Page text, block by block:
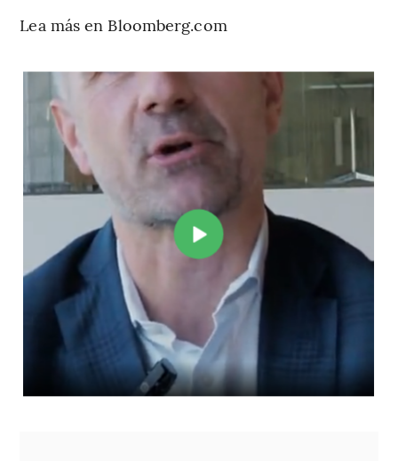
Lea más en Bloomberg.com